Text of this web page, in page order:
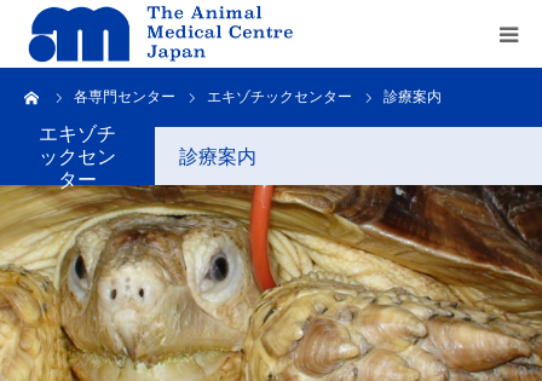
各専門センター エキゾチックセンター 診療案内
エキゾチ
ックセン
ター
診療案内
Home
about us
service
recruit